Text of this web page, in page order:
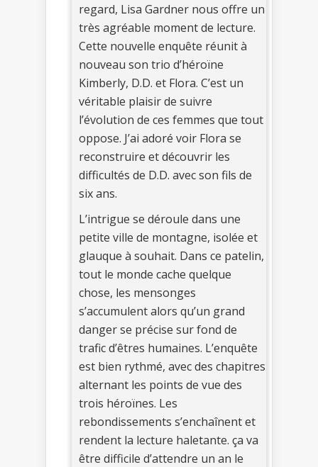
regard, Lisa Gardner nous offre un
très agréable moment de lecture.
Cette nouvelle enquête réunit à
nouveau son trio d’héroïne
Kimberly, D.D. et Flora. C’est un
véritable plaisir de suivre
l’évolution de ces femmes que tout
oppose. J’ai adoré voir Flora se
reconstruire et découvrir les
difficultés de D.D. avec son fils de
six ans.
L’intrigue se déroule dans une
petite ville de montagne, isolée et
glauque à souhait. Dans ce patelin,
tout le monde cache quelque
chose, les mensonges
s’accumulent alors qu’un grand
danger se précise sur fond de
trafic d’êtres humaines. L’enquête
est bien rythmé, avec des chapitres
alternant les points de vue des
trois héroïnes. Les
rebondissements s’enchaînent et
rendent la lecture haletante. ça va
être difficile d’attendre un an le